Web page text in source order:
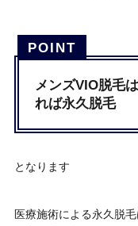
メンズVIO脱毛
れば永久脱毛
となります
医療施術による永久脱毛